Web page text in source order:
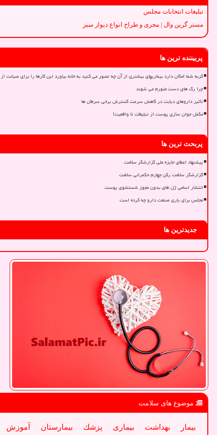
تبلیغات انتخابات مجلس
مستر گرین وال | مجری و طراح انواع دیوار سبز
پربیننده ترین ها
گربه شما امکان دارد بیماریهای بیشتری از آن چه تصور می کنید به خانه بیاورد این کارها را برای صیانت
چرا رگ های دست متورم می شوند
تأثیر داروهای دیابت در کاهش سرعت گسترش برخی سرطان ها
مکمل جوان سازی پوست از تبلیغات تا واقعیت!
پربحث ترین ها
پیشنهاد اعطای جایزه ملی گزارشگر سلامت
گزارشگر سلامت رکن چهارم حکمرانی سلامت
انتشار اسامی ژل های بدون مجوز شستشوی پوست
مجلس برای یاری صنعت دارو چه کرده است
جدیدترین ها
موضوع های سلامت
بیمار بهداشت بیماری پزشك بیمارستان آموزش